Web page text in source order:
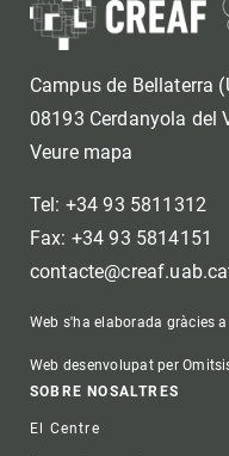
Campus de Bellaterra
08193 Cerdanyola del
Veure mapa
Tel: +34 93 5811312
Fax: +34 93 5814151
Web s'ha elaborada gràcies
Web desenvolupat per
Footer
SOBRE NOSALTRES
El Centre